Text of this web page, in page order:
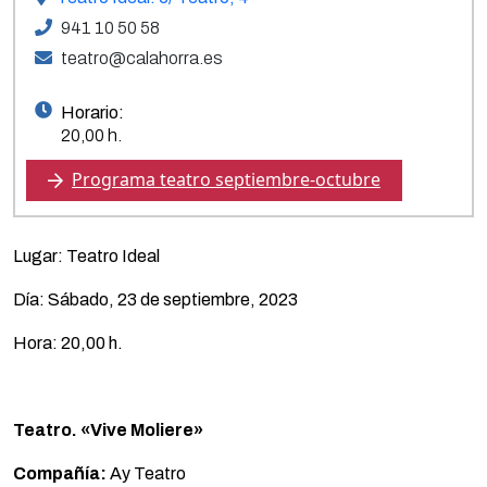
941 10 50 58
teatro@calahorra.es
Horario:
20,00 h.
Programa teatro septiembre-octubre
Lugar: Teatro Ideal
Día: Sábado, 23 de septiembre, 2023
Hora: 20,00 h.
Teatro. «Vive Moliere»
Compañía: Ay Teatro